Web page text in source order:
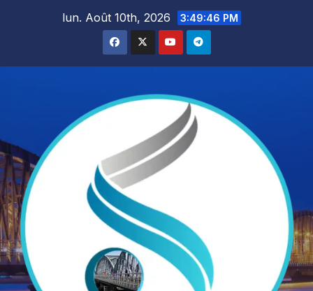
lun. Août 10th, 2026 3:49:47 PM